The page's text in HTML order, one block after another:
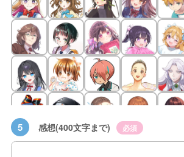
5 感想(400文字まで) 必須